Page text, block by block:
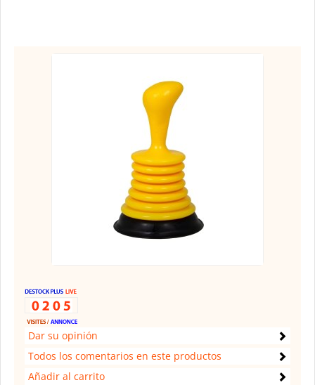
Dar su opinión
Todos los comentarios en este productos
Añadir al carrito